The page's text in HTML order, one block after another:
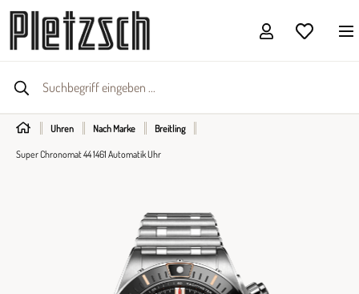
Uhren Nach Marke Breitling
Super Chronomat 44 1461 Automatik Uhr